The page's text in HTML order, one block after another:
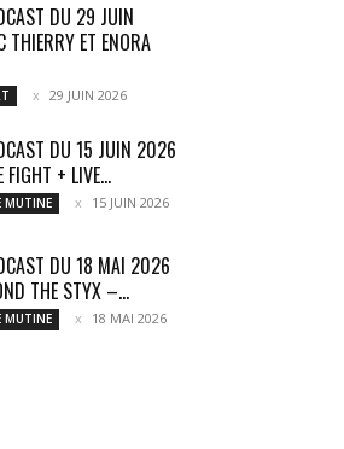
DU 29 JUIN
THIERRY ET ENORA
29 JUIN 2026
DU 15 JUIN 2026
FIGHT + LIVE...
MUTINE 15 JUIN 2026
DU 18 MAI 2026
THE STYX –...
MUTINE 18 MAI 2026